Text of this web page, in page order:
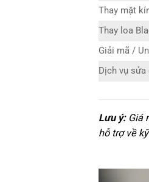
Thay mặt
Thay loa
Giải mã /
Dịch vụ sửa
Lưu ý:Giá
hỗ trợ về